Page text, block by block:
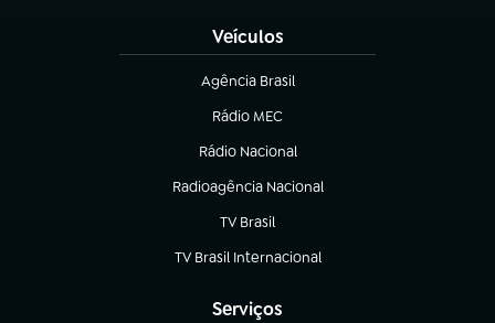
Veículos
Agência Brasil
(abre em nova aba)
Rádio MEC
(abre em nova aba)
Rádio Nacional
Radioagência Nacional
(abre em nova aba)
TV Brasil
(abre em nova aba)
TV Brasil Internacional
(abre em nova aba)
Serviços